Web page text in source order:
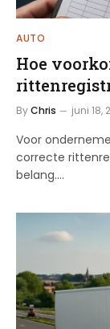
AUTO
Hoe
ByChris juni 18,
Voor
correcte
belang.…